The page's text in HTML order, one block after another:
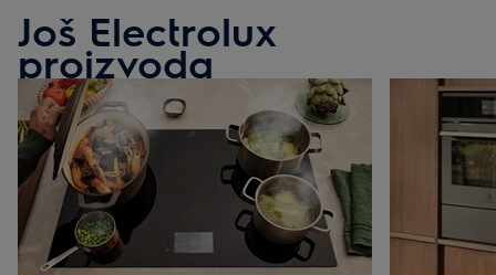
Još Electrolux
proizvoda